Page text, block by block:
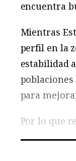
encuentra
Mientras
perfil en la
estabilidad
para
Por lo que